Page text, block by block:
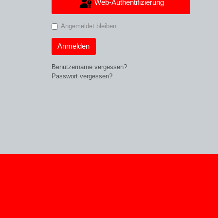
Web-Authentifizierung
Angemeldet bleiben
Anmelden
Benutzername vergessen?
Passwort vergessen?